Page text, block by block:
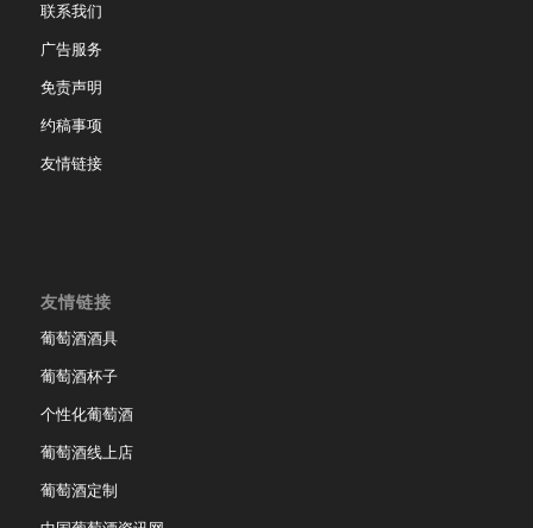
联系我们
广告服务
免责声明
约稿事项
友情链接
友情链接
葡萄酒酒具
葡萄酒杯子
个性化葡萄酒
葡萄酒线上店
葡萄酒定制